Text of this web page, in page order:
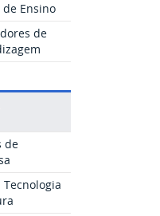
de Ensino
de
de
Tecnologia